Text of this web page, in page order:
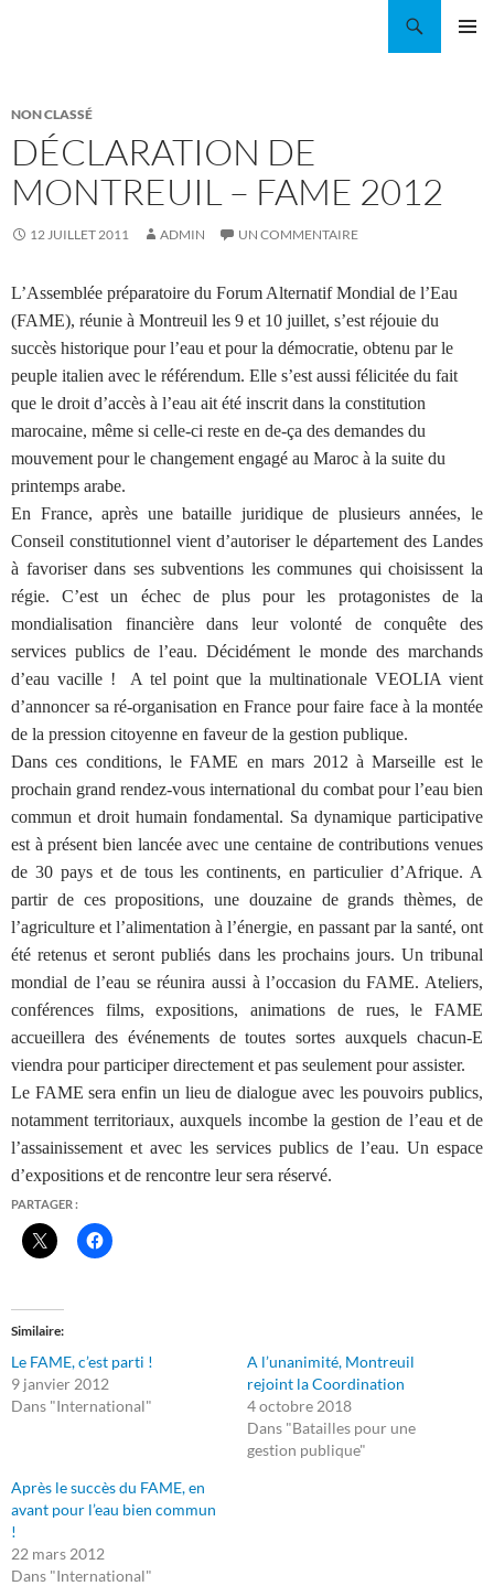
NON CLASSÉ
DÉCLARATION DE
MONTREUIL – FAME 2012
12 JUILLET 2011 ADMIN UN COMMENTAIRE
L’Assemblée préparatoire du Forum Alternatif Mondial de l’Eau
(FAME), réunie à Montreuil les 9 et 10 juillet, s’est réjouie du
succès historique pour l’eau et pour la démocratie, obtenu par le
peuple italien avec le référendum. Elle s’est aussi félicitée du fait
que le droit d’accès à l’eau ait été inscrit dans la constitution
marocaine, même si celle-ci reste en de-ça des demandes du
mouvement pour le changement engagé au Maroc à la suite du
printemps arabe.
En France, après une bataille juridique de plusieurs années, le
Conseil constitutionnel vient d’autoriser le département des Landes
à favoriser dans ses subventions les communes qui choisissent la
régie. C’est un échec de plus pour les protagonistes de la
mondialisation financière dans leur volonté de conquête des
services publics de l’eau. Décidément le monde des marchands
d’eau vacille !
A tel point que la multinationale VEOLIA vient
d’annoncer sa ré-organisation en France pour faire face à la montée
de la pression citoyenne en faveur de la gestion publique.
Dans ces conditions, le FAME en mars 2012 à Marseille est le
prochain grand rendez-vous international du combat pour l’eau bien
commun et droit humain fondamental. Sa dynamique participative
est à présent bien lancée avec une centaine de contributions venues
de 30 pays et de tous les continents, en particulier d’Afrique. A
partir de ces propositions, une douzaine de grands thèmes, de
l’agriculture et l’alimentation à l’énergie, en passant par la santé, ont
été retenus et seront publiés dans les prochains jours. Un tribunal
mondial de l’eau se réunira aussi à l’occasion du FAME. Ateliers,
conférences films, expositions, animations de rues, le FAME
accueillera des événements de toutes sortes auxquels chacun-E
viendra pour participer directement et pas seulement pour assister.
Le FAME sera enfin un lieu de dialogue avec les pouvoirs publics,
notamment territoriaux, auxquels incombe la gestion de l’eau et de
l’assainissement et avec les services publics de l’eau. Un espace
d’expositions et de rencontre leur sera réservé.
PARTAGER :
Similaire
Le FAME, c’est parti !
9 janvier 2012
Dans "International"
A l’unanimité, Montreuil
rejoint la Coordination
4 octobre 2018
Dans "Batailles pour une
gestion publique"
Après le succès du FAME, en
avant pour l’eau bien commun
!
22 mars 2012
Dans "International"